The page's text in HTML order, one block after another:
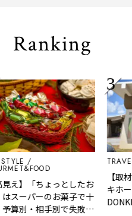
Ranking
え】「ちょっとしたお
スーパーのお菓子で十
算別・相手別で失敗し
TRAVEL
【取
キホ